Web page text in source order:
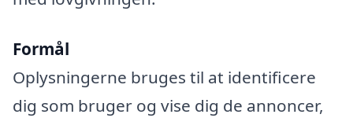
Formål
Oplysningerne bruges til at identificere
dig som bruger og vise dig de annoncer,